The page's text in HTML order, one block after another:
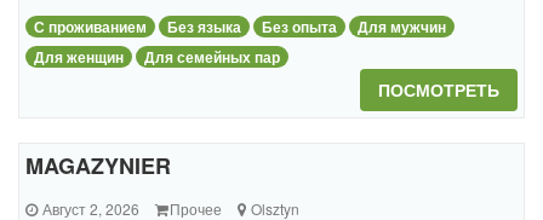
С проживанием Без языка Без опыта
Для мужчин
Для женщин
Для семейных пар
ПОСМОТРЕТЬ
MAGAZYNIER
Август 2, 2026 Прочее Olsztyn